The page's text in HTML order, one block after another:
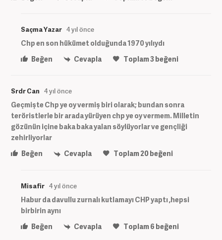
Saçma Yazar 4 yıl önce
Chp en son hükümet olduğunda 1970 yılıydı
Beğen
Cevapla Toplam3beğeni
Srdr Can 4 yıl önce
Geçmişte Chp ye oy vermiş biri olarak; bundan sonra
teröristlerle bir arada yürüyen chp ye oy vermem. Milletin
gözünün içine baka baka yalan söylüyorlar ve gençliği
zehirliyorlar
Beğen
Cevapla Toplam20beğeni
Misafir 4 yıl önce
Habur da davullu zurnalı kutlamayı CHP yaptı ,hepsi
birbirin aynı
Beğen
Cevapla Toplam6 beğeni